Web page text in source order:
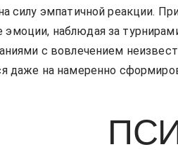
силу эмпатичной реакции.
эмоции, наблюдая за
с вовлечением
даже на намеренно